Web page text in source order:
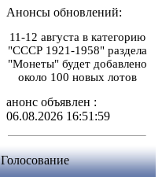
Анонсы обновлений:
11-12 августа в категорию
"СССР 1921-1958" раздела
"Монеты" будет добавлено
около 100 новых лотов
анонс объявлен :
06.08.2026 16:51:59
Голосование